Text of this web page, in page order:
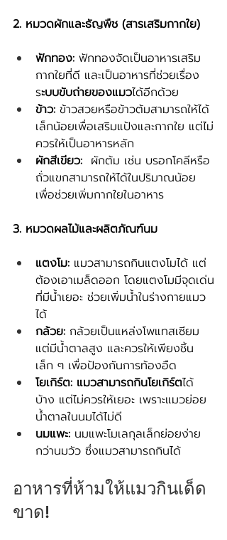
2. หมวดผักและธัญพืช (สารเสริมกากใย)
ฟักทอง: ฟักทองจัดเป็นอาหารเสริม
กากใยที่ดี และเป็นอาหารที่ช่วยเรื่อง
ระบบขับถ่ายของแมวได้อีกด้วย
ข้าว: ข้าวสวยหรือข้าวต้มสามารถให้ได้
เล็กน้อยเพื่อเสริมแป้งและกากใย แต่ไม่
ควรให้เป็นอาหารหลัก
ผักสีเขียว: ผักต้ม เช่น บรอกโคลีหรือ
ถั่วแขกสามารถให้ได้ในปริมาณน้อย
เพื่อช่วยเพิ่มกากใยในอาหาร
3. หมวดผลไม้และผลิตภัณฑ์นม
แตงโม: แมวสามารถกินแตงโมได้ แต่
ต้องเอาเมล็ดออก โดยแตงโมมีจุดเด่น
ที่มีน้ำเยอะ ช่วยเพิ่มน้ำในร่างกายแมว
ได้
กล้วย: กล้วยเป็นแหล่งโพแทสเซียม
แต่มีน้ำตาลสูง และควรให้เพียงชิ้น
เล็ก ๆ เพื่อป้องกันการท้องอืด
โยเกิร์ต: แมวสามารถกินโยเกิร์ตได้
บ้าง แต่ไม่ควรให้เยอะ เพราะแมวย่อย
น้ำตาลในนมได้ไม่ดี
นมแพะ: นมแพะโมเลกุลเล็กย่อยง่าย
กว่านมวัว ซึ่งแมวสามารถกินได้
อาหารที่ห้ามให้แมวกินเด็ด
ขาด!